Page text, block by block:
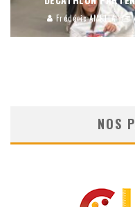
Frédéric AMELLA
NOS